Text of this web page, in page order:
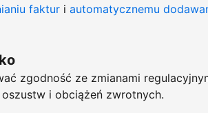
faktur i automatycznemu
zgodność ze zmianami
oszustw i obciążeń zwrotnych.